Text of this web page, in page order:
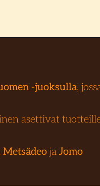
-juoksulla,
asettivat
Metsädeo ja Jomo